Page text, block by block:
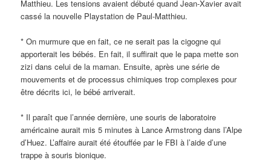
Matthieu. Les tensions avaient débuté quand Jean-Xavier avait
cassé la nouvelle Playstation de Paul-Matthieu.
* On murmure que en fait, ce ne serait pas la cigogne qui
apporterait les bébés. En fait, il suffirait que le papa mette son
zizi dans celui de la maman. Ensuite, après une série de
mouvements et de processus chimiques trop complexes pour
être décrits ici, le bébé arriverait.
* Il paraît que l’année dernière, une souris de laboratoire
américaine aurait mis 5 minutes à Lance Armstrong dans l’Alpe
d’Huez. L’affaire aurait été étouffée par le FBI à l’aide d’une
trappe à souris bionique.